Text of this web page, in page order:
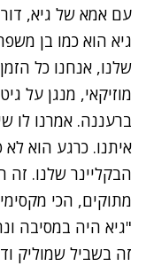
עם אמא של גיא,
גיא הוא כמו בן
שלנו, אנחנו כל
ברעננה. אמרנו לו
איתנו. כרגע הוא
הבקליינר שלנו.
מתוקים, הכי
"גיא היה במסיבה
זה בשביל שמוליק